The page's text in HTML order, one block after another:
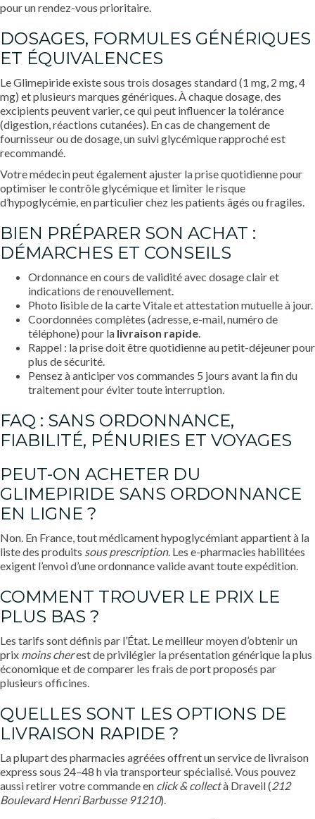
pour un rendez-vous prioritaire.
DOSAGES, FORMULES GÉNÉRIQUES
ET ÉQUIVALENCES
Le Glimepiride existe sous trois dosages standard (1 mg, 2 mg, 4
mg) et plusieurs marques génériques. À chaque dosage, des
excipients peuvent varier, ce qui peut influencer la tolérance
(digestion, réactions cutanées). En cas de changement de
fournisseur ou de dosage, un suivi glycémique rapproché est
recommandé.
Votre médecin peut également ajuster la prise quotidienne pour
optimiser le contrôle glycémique et limiter le risque
d’hypoglycémie, en particulier chez les patients âgés ou fragiles.
BIEN PRÉPARER SON ACHAT :
DÉMARCHES ET CONSEILS
Ordonnance en cours de validité avec dosage clair et
indications de renouvellement.
Photo lisible de la carte Vitale et attestation mutuelle à jour.
Coordonnées complètes (adresse, e-mail, numéro de
téléphone) pour la livraison rapide.
Rappel : la prise doit être quotidienne au petit-déjeuner pour
plus de sécurité.
Pensez à anticiper vos commandes 5 jours avant la fin du
traitement pour éviter toute interruption.
FAQ : SANS ORDONNANCE,
FIABILITÉ, PÉNURIES ET VOYAGES
PEUT-ON ACHETER DU
GLIMEPIRIDE SANS ORDONNANCE
EN LIGNE ?
Non. En France, tout médicament hypoglycémiant appartient à la
liste des produits sous prescription. Les e-pharmacies habilitées
exigent l’envoi d’une ordonnance valide avant toute expédition.
COMMENT TROUVER LE PRIX LE
PLUS BAS ?
Les tarifs sont définis par l’État. Le meilleur moyen d’obtenir un
prix moins cherest de privilégier la présentation générique la plus
économique et de comparer les frais de port proposés par
plusieurs officines.
QUELLES SONT LES OPTIONS DE
LIVRAISON RAPIDE ?
La plupart des pharmacies agréées offrent un service de livraison
express sous 24–48 h via transporteur spécialisé. Vous pouvez
aussi retirer votre commande en click & collectà Draveil (212
Boulevard Henri Barbusse 91210).